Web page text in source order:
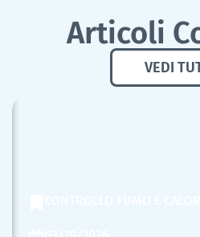
Articoli
VEDI